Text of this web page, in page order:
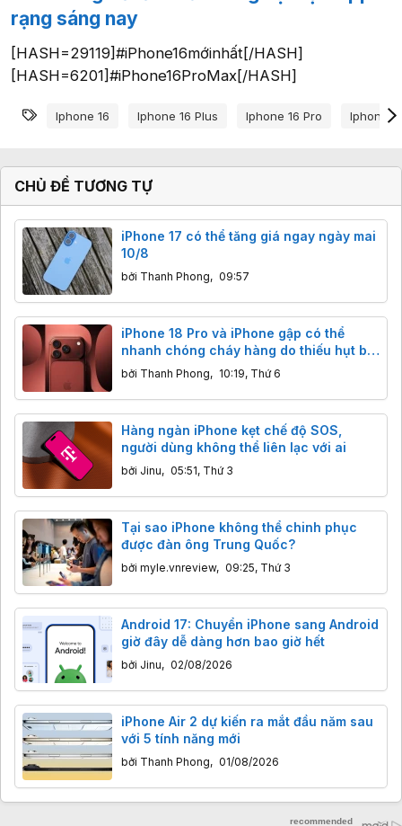
rạng sáng nay
[HASH=29119]#iPhone16mớinhất[/HASH]
[HASH=6201]#iPhone16ProMax[/HASH]
Từ khóa
Iphone 16 Iphone 16 Plus Iphone 16 Pro Iphone
CHỦ ĐỀ TƯƠNG TỰ
iPhone 17 có thể tăng giá ngay ngày mai
10/8
bởi Thanh Phong, 09:57
iPhone 18 Pro và iPhone gập có thể
nhanh chóng cháy hàng do thiếu hụt bộ
nhớ
bởi Thanh Phong, 10:19, Thứ 6
Hàng ngàn iPhone kẹt chế độ SOS,
người dùng không thể liên lạc với ai
bởi Jinu, 05:51, Thứ 3
Tại sao iPhone không thể chinh phục
được đàn ông Trung Quốc?
bởi myle.vnreview, 09:25, Thứ 3
Android 17: Chuyển iPhone sang Android
giờ đây dễ dàng hơn bao giờ hết
bởi Jinu, 02/08/2026
iPhone Air 2 dự kiến ra mắt đầu năm sau
với 5 tính năng mới
bởi Thanh Phong, 01/08/2026